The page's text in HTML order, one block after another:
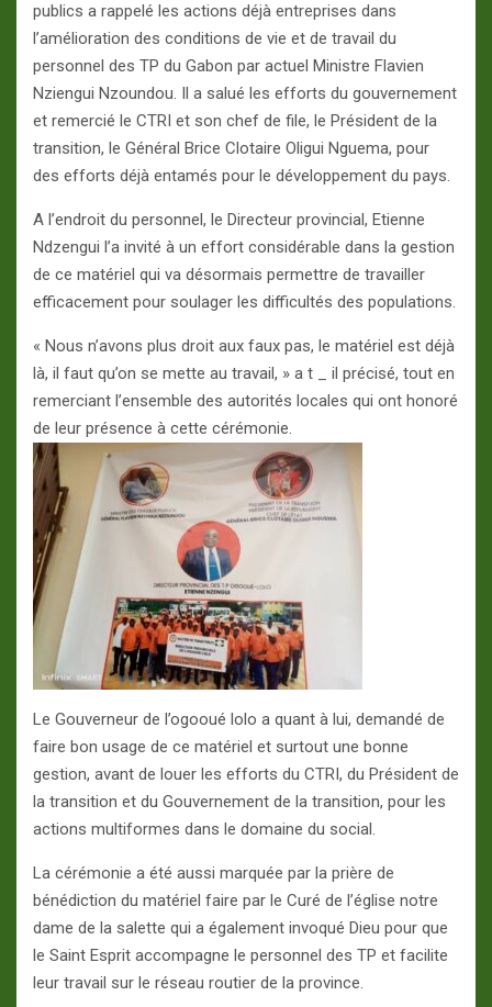
publics a rappelé les actions déjà entreprises dans
l’amélioration des conditions de vie et de travail du
personnel des TP du Gabon par actuel Ministre Flavien
Nziengui Nzoundou. Il a salué les efforts du gouvernement
et remercié le CTRI et son chef de file, le Président de la
transition, le Général Brice Clotaire Oligui Nguema, pour
des efforts déjà entamés pour le développement du pays.
A l’endroit du personnel, le Directeur provincial, Etienne
Ndzengui l’a invité à un effort considérable dans la gestion
de ce matériel qui va désormais permettre de travailler
efficacement pour soulager les difficultés des populations.
« Nous n’avons plus droit aux faux pas, le matériel est déjà
là, il faut qu’on se mette au travail, » a t _ il précisé, tout en
remerciant l’ensemble des autorités locales qui ont honoré
de leur présence à cette cérémonie.
Le Gouverneur de l’ogooué lolo a quant à lui, demandé de
faire bon usage de ce matériel et surtout une bonne
gestion, avant de louer les efforts du CTRI, du Président de
la transition et du Gouvernement de la transition, pour les
actions multiformes dans le domaine du social.
La cérémonie a été aussi marquée par la prière de
bénédiction du matériel faire par le Curé de l’église notre
dame de la salette qui a également invoqué Dieu pour que
le Saint Esprit accompagne le personnel des TP et facilite
leur travail sur le réseau routier de la province.